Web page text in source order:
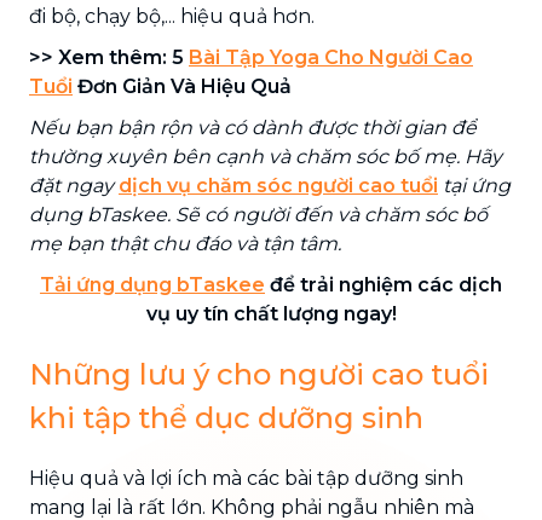
đi bộ, chạy bộ,... hiệu quả hơn.
>> Xem thêm: 5 Bài Tập Yoga Cho Người Cao
Tuổi Đơn Giản Và Hiệu Quả
Nếu bạn bận rộn và có dành được thời gian để
thường xuyên bên cạnh và chăm sóc bố mẹ. Hãy
đặt ngaydịch vụ chăm sóc người cao tuổi tại ứng
dụng bTaskee. Sẽ có người đến và chăm sóc bố
mẹ bạn thật chu đáo và tận tâm.
Tải ứng dụng bTaskee để trải nghiệm các dịch
vụ uy tín chất lượng ngay!
Những lưu ý cho người cao tuổi
khi tập thể dục dưỡng sinh
Hiệu quả và lợi ích mà các bài tập dưỡng sinh
mang lại là rất lớn. Không phải ngẫu nhiên mà